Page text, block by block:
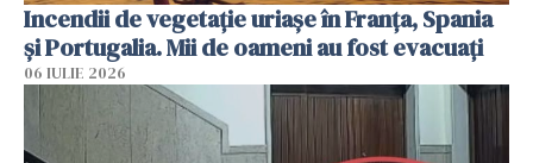
Incendii de vegetație uriașe în Franța, Spania
și Portugalia. Mii de oameni au fost evacuați
06 IULIE 2026